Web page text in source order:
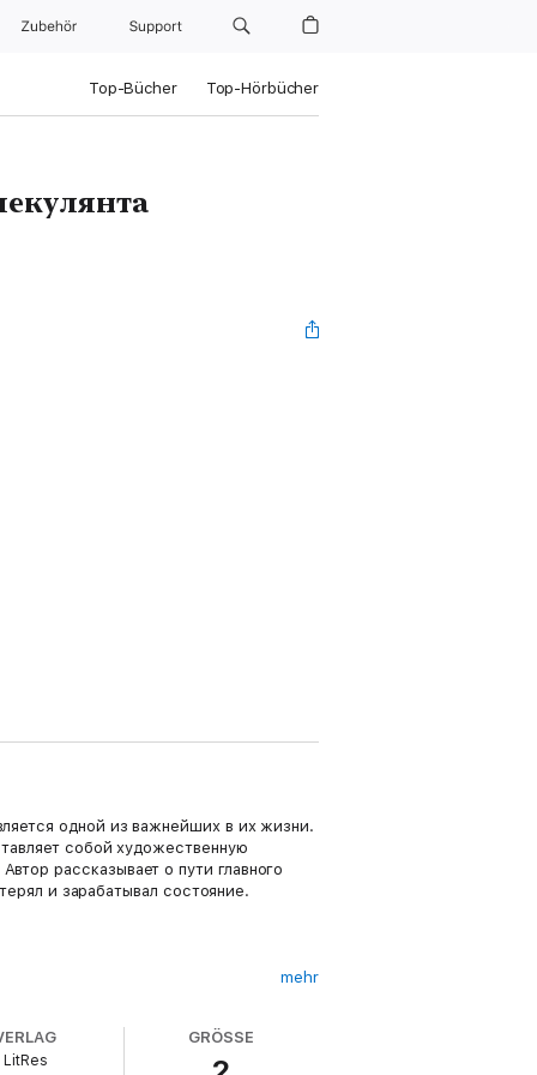
Zubehör Support
Top-Bücher Top-Hörbücher
одной из важнейших в их жизни.
собой художественную
рассказывает о пути главного
и зарабатывал состояние.
mehr
LitRes
GRÖSSE